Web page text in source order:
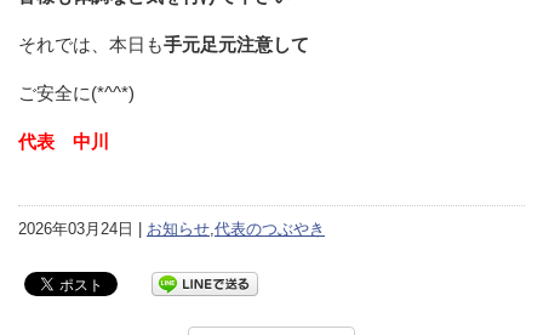
それでは、本日も手元足元注意して
ご安全に(*^^*)
代表 中川
2026年03月24日 | お知らせ,代表のつぶやき